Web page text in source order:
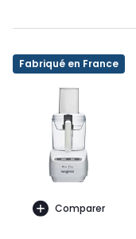
Fabriqué en France
Comparer